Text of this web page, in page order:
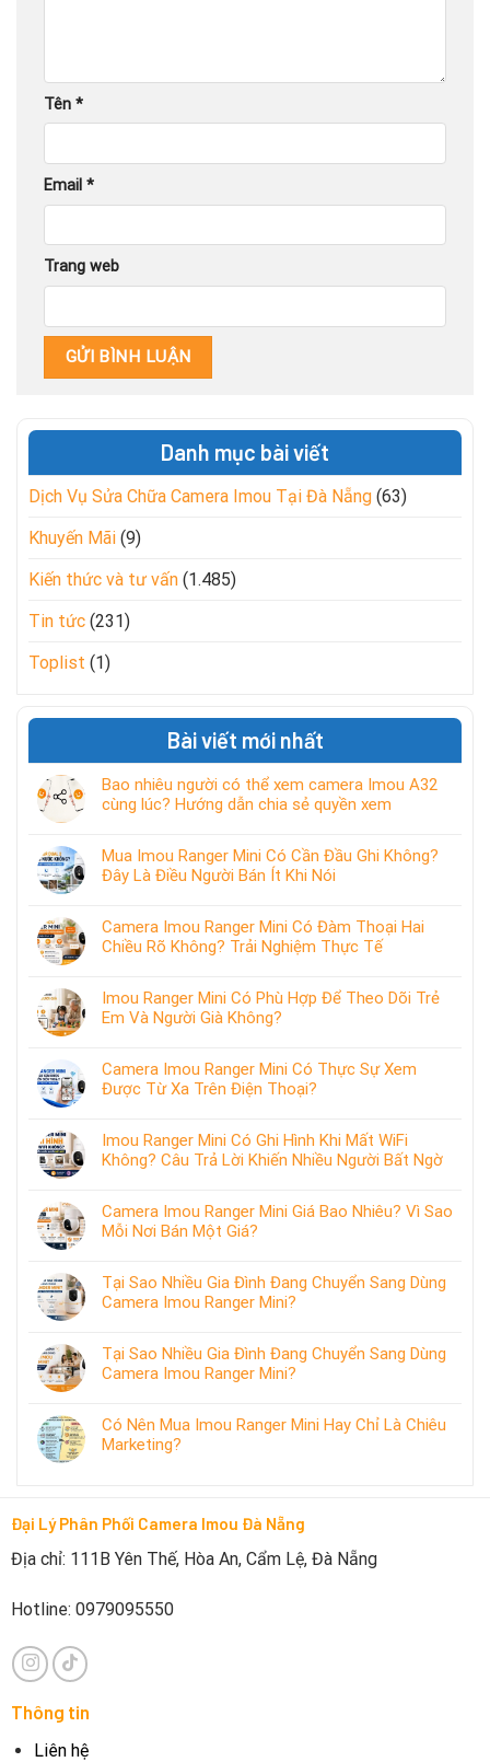
Tên *
Email *
Trang web
Danh mục bài viết
Dịch Vụ Sửa Chữa Camera Imou Tại Đà Nẵng (63)
Khuyến Mãi (9)
Kiến thức và tư vấn (1.485)
Tin tức (231)
Toplist (1)
Bài viết mới nhất
Bao nhiêu người có thể xem camera Imou A32
cùng lúc? Hướng dẫn chia sẻ quyền xem
Mua Imou Ranger Mini Có Cần Đầu Ghi Không?
Đây Là Điều Người Bán Ít Khi Nói
Camera Imou Ranger Mini Có Đàm Thoại Hai
Chiều Rõ Không? Trải Nghiệm Thực Tế
Imou Ranger Mini Có Phù Hợp Để Theo Dõi Trẻ
Em Và Người Già Không?
Camera Imou Ranger Mini Có Thực Sự Xem
Được Từ Xa Trên Điện Thoại?
Imou Ranger Mini Có Ghi Hình Khi Mất WiFi
Không? Câu Trả Lời Khiến Nhiều Người Bất Ngờ
Camera Imou Ranger Mini Giá Bao Nhiêu? Vì Sao
Mỗi Nơi Bán Một Giá?
Tại Sao Nhiều Gia Đình Đang Chuyển Sang Dùng
Camera Imou Ranger Mini?
Tại Sao Nhiều Gia Đình Đang Chuyển Sang Dùng
Camera Imou Ranger Mini?
Có Nên Mua Imou Ranger Mini Hay Chỉ Là Chiêu
Marketing?
Đại Lý Phân Phối Camera Imou Đà Nẵng
Địa chỉ: 111B Yên Thế, Hòa An, Cẩm Lệ, Đà Nẵng
Hotline: 0979095550
Thông tin
Liên hệ